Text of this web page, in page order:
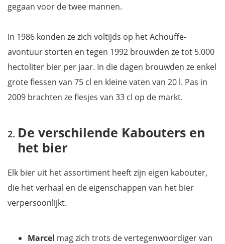
gegaan voor de twee mannen.
In 1986 konden ze zich voltijds op het Achouffe-
avontuur storten en tegen 1992 brouwden ze tot 5.000
hectoliter bier per jaar. In die dagen brouwden ze enkel
grote flessen van 75 cl en kleine vaten van 20 l. Pas in
2009 brachten ze flesjes van 33 cl op de markt.
De verschilende Kabouters en
het bier
Elk bier uit het assortiment heeft zijn eigen kabouter,
die het verhaal en de eigenschappen van het bier
verpersoonlijkt.
Marcel mag zich trots de vertegenwoordiger van